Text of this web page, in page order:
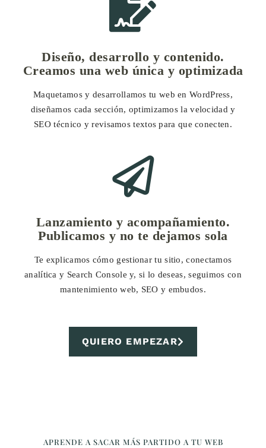
Diseño, desarrollo y contenido.
Creamos una web única y optimizada
Maquetamos y desarrollamos tu web en WordPress,
diseñamos cada sección, optimizamos la velocidad y
SEO técnico y revisamos textos para que conecten.
Lanzamiento y acompañamiento.
Publicamos y no te dejamos sola
Te explicamos cómo gestionar tu sitio, conectamos
analítica y Search Console y, si lo deseas, seguimos con
mantenimiento web, SEO y embudos.
QUIERO EMPEZAR
APRENDE A SACAR MÁS PARTIDO A TU WEB